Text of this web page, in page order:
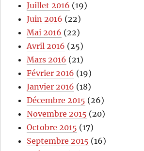
Juillet 2016 (19)
Juin 2016 (22)
Mai 2016 (22)
Avril 2016 (25)
Mars 2016 (21)
Février 2016 (19)
Janvier 2016 (18)
Décembre 2015 (26)
Novembre 2015 (20)
Octobre 2015 (17)
Septembre 2015 (16)